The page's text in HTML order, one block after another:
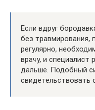
Если вдруг
без травмирования,
регулярно,
врачу, и
дальше. Подобный
свидетельствовать